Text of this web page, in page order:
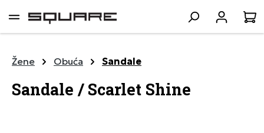
sadržaj
Žene Obuća Sandale
Sandale / Scarlet Shine